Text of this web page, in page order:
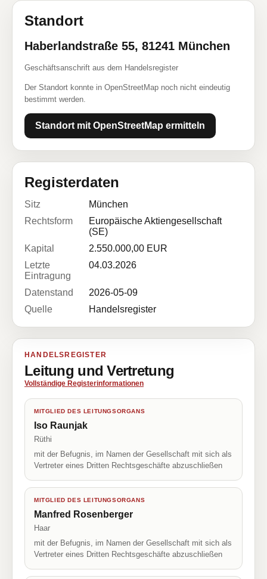
Standort
Haberlandstraße 55, 81241 München
Geschäftsanschrift aus dem Handelsregister
Der Standort konnte in OpenStreetMap noch nicht eindeutig
bestimmt werden.
Standort mit OpenStreetMap ermitteln
Registerdaten
Sitz
München
Rechtsform
Europäische Aktiengesellschaft
(SE)
Kapital
2.550.000,00 EUR
Letzte
Eintragung
04.03.2026
Datenstand
2026-05-09
Quelle
Handelsregister
HANDELSREGISTER
Leitung und Vertretung
Vollständige Registerinformationen
MITGLIED DES LEITUNGSORGANS
Iso Raunjak
Rüthi
mit der Befugnis, im Namen der Gesellschaft mit sich als
Vertreter eines Dritten Rechtsgeschäfte abzuschließen
MITGLIED DES LEITUNGSORGANS
Manfred Rosenberger
Haar
mit der Befugnis, im Namen der Gesellschaft mit sich als
Vertreter eines Dritten Rechtsgeschäfte abzuschließen